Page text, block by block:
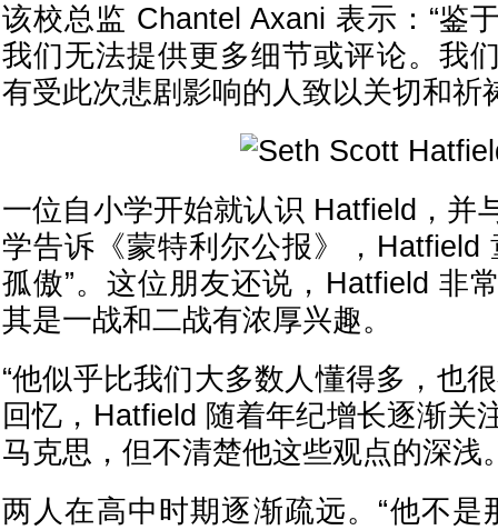
该校总监 Chantel Axani 表示：“鉴
我们无法提供更多细节或评论。我
有受此次悲剧影响的人致以关切和祈
一位自小学开始就认识 Hatfield，并
学告诉《蒙特利尔公报》，Hatfield
孤傲”。这位朋友还说，Hatfield 非
其是一战和二战有浓厚兴趣。
“他似乎比我们大多数人懂得多，也
回忆，Hatfield 随着年纪增长逐渐关
马克思，但不清楚他这些观点的深浅
两人在高中时期逐渐疏远。“他不是